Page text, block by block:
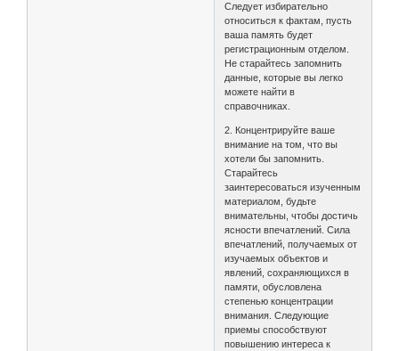
Следует избирательно
относиться к фактам, пусть
ваша память будет
регистрационным отделом.
Не старайтесь запомнить
данные, которые вы легко
можете найти в
справочниках.
2. Концентрируйте ваше
внимание на том, что вы
хотели бы запомнить.
Старайтесь
заинтересоваться изученным
материалом, будьте
внимательны, чтобы достичь
ясности впечатлений. Сила
впечатлений, получаемых от
изучаемых объектов и
явлений, сохраняющихся в
памяти, обусловлена
степенью концентрации
внимания. Следующие
приемы способствуют
повышению интереса к